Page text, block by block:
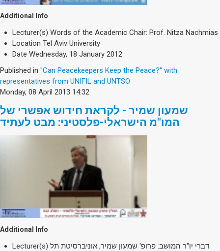
Additional Info
Lecturer(s) Words of the Academic Chair: Prof. Nitza Nachmias
Location Tel Aviv University
Date Wednesday, 18 January 2012
Published in "Can Peacekeepers Keep the Peace?" with
representatives from UNIFIL and UNTSO
Monday, 08 April 2013 14:32
שמעון שמיר - לקראת חידוש אפשרי של
המו"מ הישראלי-פלסטיני: מבט לעתיד
Additional Info
Lecturer(s) דברי יו"ר המושב: פרופ' שמעון שמיר, אוניברסיטת תל